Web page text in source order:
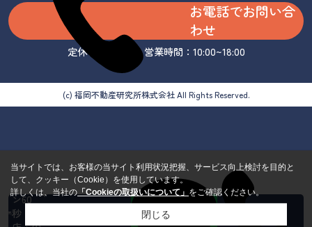
お電話でお問い合
わせ
定休日：水曜日 営業時間：10:00~18:00
(c) 福岡不動産研究所株式会社 All Rights Reserved.
カンタ
ン60
秒 来
当サイトでは、お客様の当サイト利用状況把握、サービス向上検討を目的と
して、クッキー（Cookie）を使用しています。
詳しくは、当社の「Cookieの取扱いについて」 をご確認ください。
閉じる